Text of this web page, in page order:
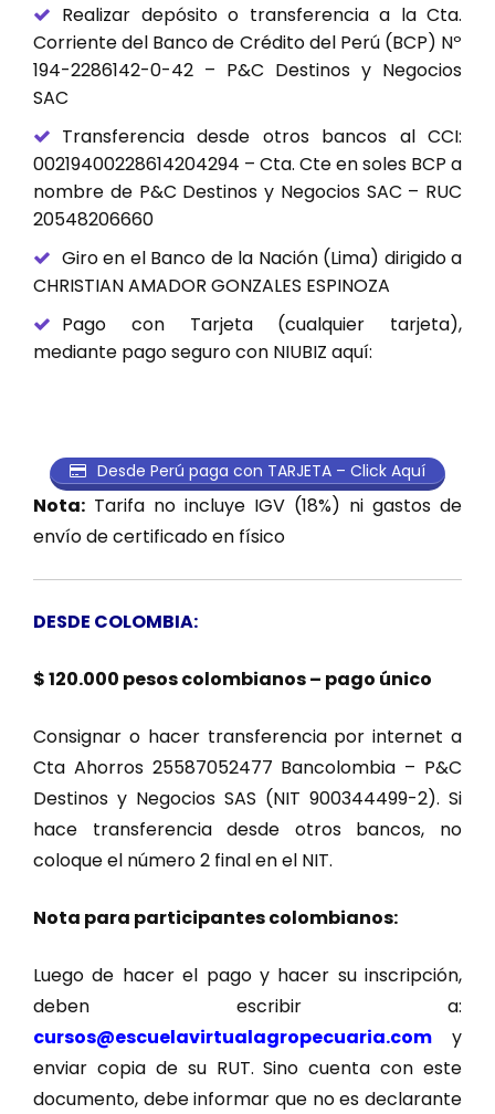
Realizar depósito o transferencia a la Cta.
Corriente del Banco de Crédito del Perú (BCP) Nº
194-2286142-0-42 – P&C Destinos y Negocios
SAC
Transferencia desde otros bancos al CCI:
00219400228614204294 – Cta. Cte en soles BCP a
nombre de P&C Destinos y Negocios SAC – RUC
20548206660
Giro en el Banco de la Nación (Lima) dirigido a
CHRISTIAN AMADOR GONZALES ESPINOZA
Pago con Tarjeta (cualquier tarjeta),
mediante pago seguro con NIUBIZ aquí:
Desde Perú paga con TARJETA – Click Aquí
Nota: Tarifa no incluye IGV (18%) ni gastos de
envío de certificado en físico
DESDE COLOMBIA:
$ 120.000 pesos colombianos – pago único
Consignar o hacer transferencia por internet a
Cta Ahorros 25587052477 Bancolombia – P&C
Destinos y Negocios SAS (NIT 900344499-2). Si
hace transferencia desde otros bancos, no
coloque el número 2 final en el NIT.
Nota para participantes colombianos:
Luego de hacer el pago y hacer su inscripción,
deben escribir a:
cursos@escuelavirtualagropecuaria.com y
enviar copia de su RUT. Sino cuenta con este
documento, debe informar que no es declarante